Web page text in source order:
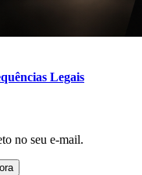
Legais
no seu e-mail.